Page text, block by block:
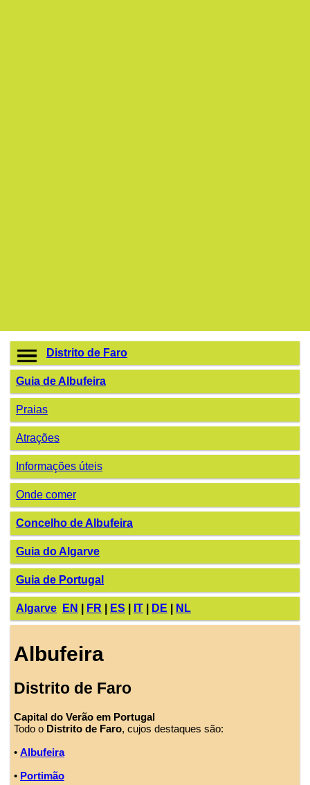
Distrito de Faro
Guia de Albufeira
Praias
Atrações
Informações úteis
Onde comer
Concelho de Albufeira
Guia do Algarve
Guia de Portugal
Algarve EN FR ES IT DE NL
Albufeira
Distrito de Faro
Capital do Verão em Portugal
Todo o Distrito de Faro, cujos destaques são:
• Albufeira
• Portimão